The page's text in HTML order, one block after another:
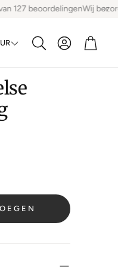
127 beoordelingenWij
Zoeken
Account